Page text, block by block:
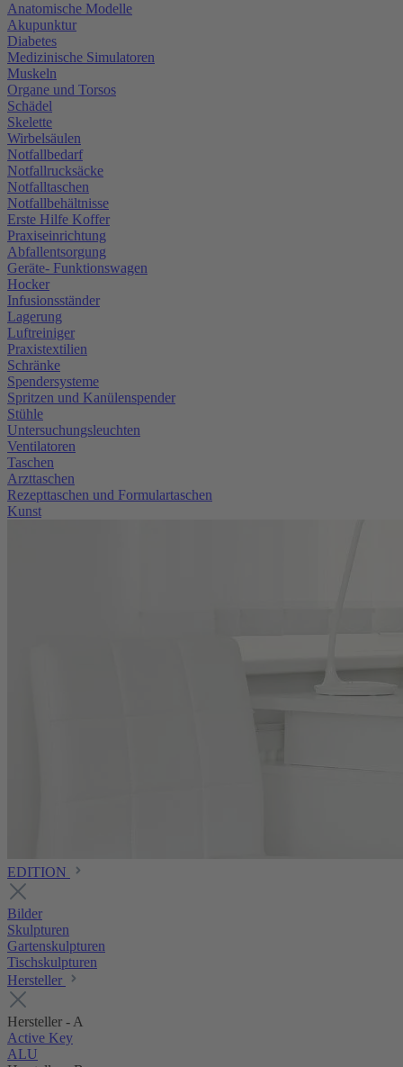
Anatomische Modelle
Akupunktur
Diabetes
Medizinische Simulatoren
Muskeln
Organe und Torsos
Schädel
Skelette
Wirbelsäulen
Notfallbedarf
Notfallrucksäcke
Notfalltaschen
Notfallbehältnisse
Erste Hilfe Koffer
Praxiseinrichtung
Abfallentsorgung
Geräte- Funktionswagen
Hocker
Infusionsständer
Lagerung
Luftreiniger
Praxistextilien
Schränke
Spendersysteme
Spritzen und Kanülenspender
Stühle
Untersuchungsleuchten
Ventilatoren
Taschen
Arzttaschen
Rezepttaschen und Formulartaschen
Kunst
EDITION
Bilder
Skulpturen
Gartenskulpturen
Tischskulpturen
Hersteller
Hersteller - A
Active Key
ALU